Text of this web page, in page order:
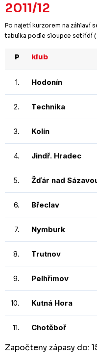
2011/12
Po najetí kurzorem na záhlaví
tabulka podle sloupce setřídí
P klub
1. Hodonín
2. Technika
3. Kolín
4. Jindř. Hradec
5. Žďár nad
6. Břeclav
7. Nymburk
8. Trutnov
9. Pelhřimov
10. Kutná Hora
11. Chotěboř
Započteny zápasy do: